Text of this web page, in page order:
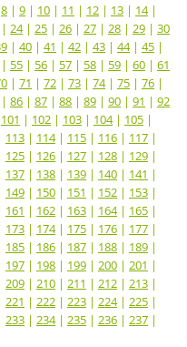
8 | 9 | 10 | 11 | 12 | 13 | 14|
| 24| 25 | 26 | 27 | 28 | 29 | 30
| 40 | 41 | 42 | 43 | 44| 45 |
55 | 56 | 57 | 58 | 59 | 60 | 61
| 71 | 72 | 73 | 74| 75 | 76 |
| 86 | 87 | 88 | 89 | 90 | 91 | 92
101 | 102 | 103 | 104| 105 |
113 | 114| 115 | 116 | 117 |
125 | 126 | 127 | 128 | 129 |
137 | 138 | 139 | 140 | 141 |
149 | 150 | 151 | 152 | 153 |
161 | 162 | 163 | 164| 165 |
173 | 174| 175 | 176 | 177 |
185 | 186 | 187 | 188 | 189 |
197 | 198 | 199 | 200 | 201 |
209 | 210 | 211 | 212 | 213 |
221 | 222 | 223 | 224| 225 |
233 | 234| 235 | 236 | 237 |